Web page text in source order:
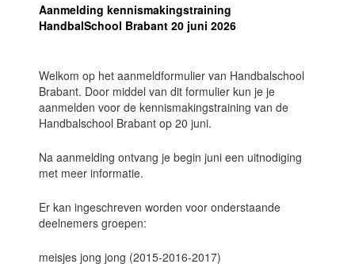
Aanmelding kennismakingstraining
HandbalSchool Brabant 20 juni 2026
Welkom op het aanmeldformulier van Handbalschool
Brabant. Door middel van dit formulier kun je je
aanmelden voor de kennismakingstraining van de
Handbalschool Brabant op 20 juni.
Na aanmelding ontvang je begin juni een uitnodiging
met meer informatie.
Er kan ingeschreven worden voor onderstaande
deelnemers groepen:
meisjes jong jong (2015-2016-2017)